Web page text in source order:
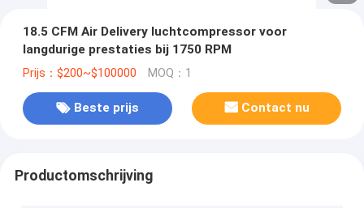
18.5 CFM Air Delivery luchtcompressor voor
langdurige prestaties bij 1750 RPM
Prijs：$200~$100000 MOQ：1
Beste prijs Contact nu
Productomschrijving